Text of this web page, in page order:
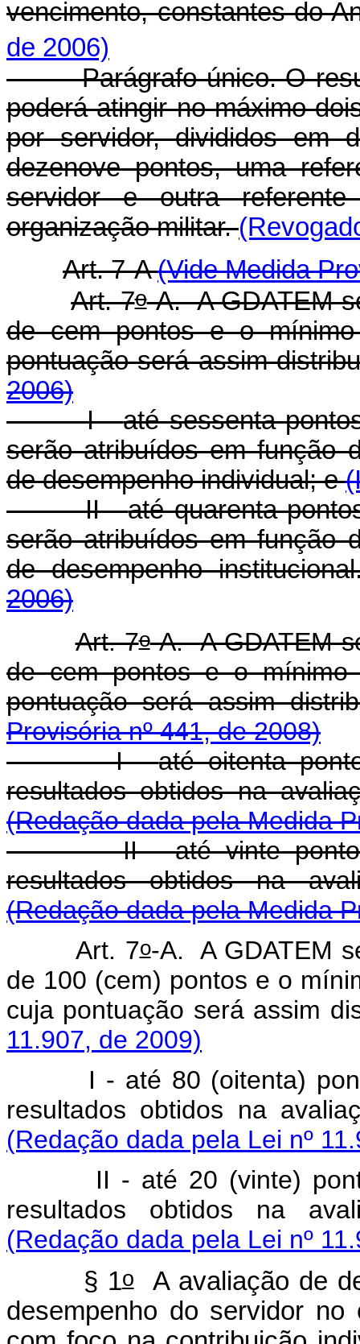
vencimento, constantes do
de 2006)
Parágrafo único. O
poderá atingir no máximo
por servidor, divididos em
dezenove pontos, uma
servidor e outra
organização militar.
Art. 7-A(Vide Medida
Art. 7o-A.A GDATEM
de cem pontos e o
pontuação será assim
2006)
I -até sessenta
serão atribuídos em função
dedesempenho individual; e
II -até quarenta
serão atribuídos em função
dedesempenho institucional
2006)
Art. 7o-A.A GDATEM
de cem pontos e o mínimo
pontuação será assim
Provisória nº 441, de 2008)
I -até oitenta
resultados obtidos na
(Redação dada pela Medida
II - até vinte pontos
resultados obtidos na
(Redação dada pela Medida
Art. 7o-A. A GDATEM
de 100 (cem) pontos e o
cuja pontuação será assim
11.907, de 2009)
I - até 80 (oitenta)
resultados obtidos na
(Redação dada pela Lei nº
II - até 20 (vinte) pontos
resultados obtidos na
(Redação dada pela Lei nº
§ 1oA avaliação de
desempenho do servidor